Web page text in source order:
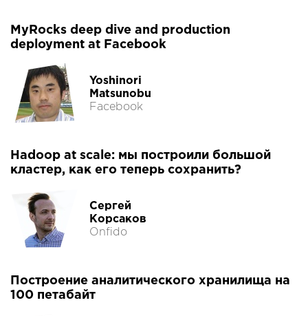
MyRocks deep dive and production
deployment at Facebook
Yoshinori
Matsunobu
Facebook
Hadoop at scale: мы построили большой
кластер, как его теперь сохранить?
Сергей
Корсаков
Onfido
Построение аналитического хранилища на
100 петабайт